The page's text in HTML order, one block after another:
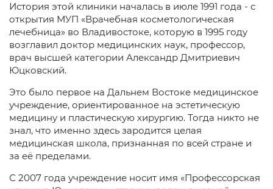
История этой клиники началась в июле 1991 года - с
открытия МУП «Врачебная косметологическая
лечебница» во Владивостоке, которyю в 1995 годy
возглавил доктор медицинских наук, профессор,
врач высшей категории Александр Дмитриевич
Юцковский.
Это было первое на Дальнем Востоке медицинское
учреждение, ориентированное на эстетическую
медицинy и пластическую хирургию. Тогда никто не
знал, что именно здесь зародится целая
медицинская школа, признанная по всей стране и
за её пределами.
С 2007 года учреждение носит имя «Профессорская